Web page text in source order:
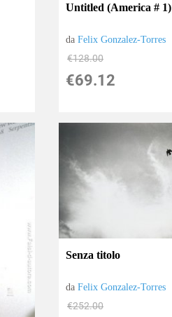
Untitled (America # 1)
daFelix Gonzalez-Torres
€128.00
€69.12
Senza titolo
daFelix Gonzalez-Torres
€252.00